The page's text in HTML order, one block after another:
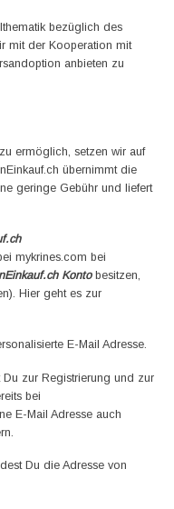
bezüglich des
mit der Kooperation mit
anbieten zu
ermöglich, setzen wir auf
übernimmt die
geringe Gebühr und liefert
mykrines.com bei
Kontobesitzen,
Hier geht es zur
E-Mail Adresse.
Du zur Registrierung und zur
bei
E-Mail Adresse auch
Du die Adresse von